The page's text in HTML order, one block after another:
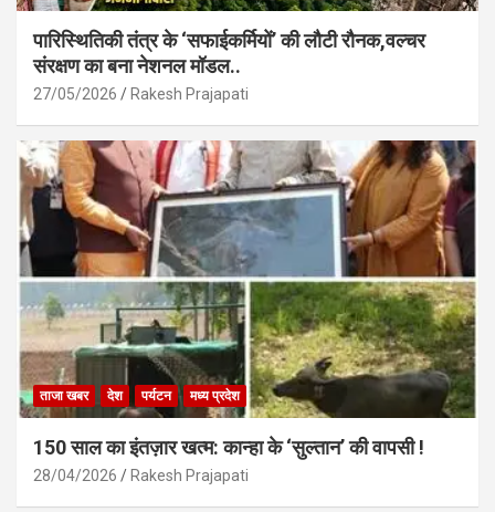
पारिस्थितिकी तंत्र के ‘सफाईकर्मियों’ की लौटी रौनक,वल्चर
संरक्षण का बना नेशनल मॉडल..
27/05/2026 Rakesh Prajapati
ताजा खबर देश पर्यटन मध्य प्रदेश
150 साल का इंतज़ार खत्म: कान्हा के ‘सुल्तान’ की वापसी !
28/04/2026 Rakesh Prajapati